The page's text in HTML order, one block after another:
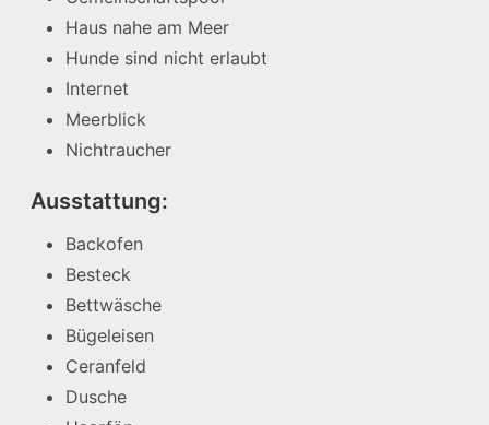
Haus nahe am Meer
Hunde sind nicht erlaubt
Internet
Meerblick
Nichtraucher
Ausstattung:
Backofen
Besteck
Bettwäsche
Bügeleisen
Ceranfeld
Dusche